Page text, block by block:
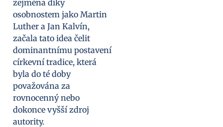
zejména díky
osobnostem jako Martin
Luther a Jan Kalvín,
začala tato idea čelit
dominantnímu postavení
církevní tradice, která
byla do té doby
považována za
rovnocenný nebo
dokonce vyšší zdroj
autority.